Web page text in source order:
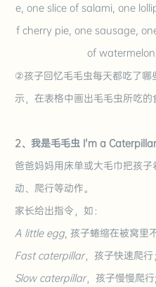
e, one slice of salami, one
f cherry pie, one sausage,
of
②孩子回忆毛毛虫每天都吃了哪
示，在表格中画出毛毛虫所吃的
2、我是毛毛虫 I'm a Caterpillar
爸爸妈妈用床单或大毛巾把孩
动、爬行等动作。
家长给出指令，如：
A little egg, 孩子蜷缩在被窝里不
Fast caterpillar，孩子快速爬行；
Slow caterpillar，孩子慢慢爬行;